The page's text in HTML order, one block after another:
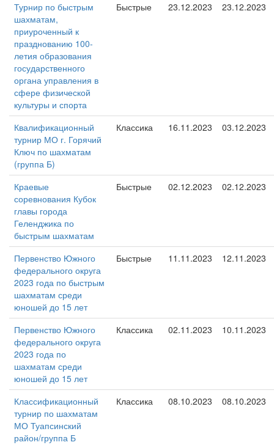
Турнир по быстрым
шахматам,
приуроченный к
празднованию 100-
летия образования
государственного
органа управления в
сфере физической
культуры и спорта
Быстрые 23.12.2023 23.12.2023
Квалификационный
турнир МО г. Горячий
Ключ по шахматам
(группа Б)
Классика 16.11.2023 03.12.2023
Краевые
соревнования Кубок
главы города
Геленджика по
быстрым шахматам
Быстрые 02.12.2023 02.12.2023
Первенство Южного
федерального округа
2023 года по быстрым
шахматам среди
юношей до 15 лет
Быстрые 11.11.2023 12.11.2023
Первенство Южного
федерального округа
2023 года по
шахматам среди
юношей до 15 лет
Классика 02.11.2023 10.11.2023
Классификационный
турнир по шахматам
МО Туапсинский
район/группа Б
Классика 08.10.2023 08.10.2023